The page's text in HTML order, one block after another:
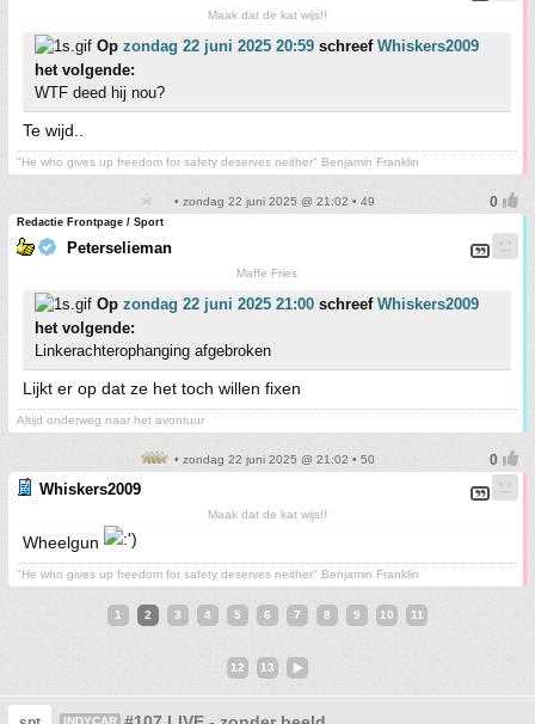
Maak dat de kat wijs!!
Op zondag 22 juni 2025 20:59 schreef Whiskers2009
het volgende:
WTF deed hij nou?
Te wijd..
"He who gives up freedom for safety deserves neither" Benjamin Franklin
• zondag 22 juni 2025 @ 21:02 • 49
Redactie Frontpage / Sport
Peterselieman
Maffe Fries
Op zondag 22 juni 2025 21:00 schreef Whiskers2009
het volgende:
Linkerachterophanging afgebroken
Lijkt er op dat ze het toch willen fixen
Altijd onderweg naar het avontuur
• zondag 22 juni 2025 @ 21:02 • 50
Whiskers2009
Maak dat de kat wijs!!
Wheelgun
"He who gives up freedom for safety deserves neither" Benjamin Franklin
1 2 3 4 5 6 7 8 9 10 11
12 13
INDYCAR